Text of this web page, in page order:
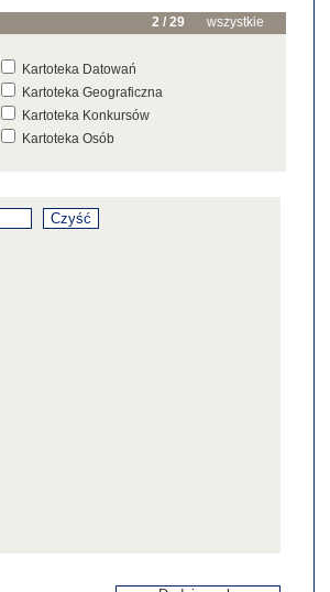
2 / 29 wszystkie
Kartoteka Datowań
Kartoteka Geograficzna
Kartoteka Konkursów
Kartoteka Osób
Kartoteka Wystaw
Kartoteka Źródeł